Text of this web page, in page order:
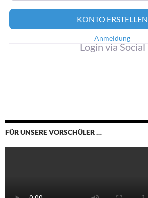
KONTO ERSTELLEN
Anmeldung
Login via Social
FÜR UNSERE VORSCHÜLER …